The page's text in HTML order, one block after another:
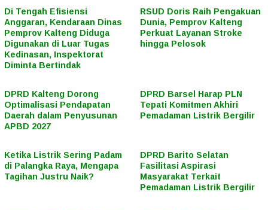
Di Tengah Efisiensi
Anggaran, Kendaraan Dinas
Pemprov Kalteng Diduga
Digunakan di Luar Tugas
Kedinasan, Inspektorat
Diminta Bertindak
RSUD Doris Raih Pengakuan
Dunia, Pemprov Kalteng
Perkuat Layanan Stroke
hingga Pelosok
DPRD Kalteng Dorong
Optimalisasi Pendapatan
Daerah dalam Penyusunan
APBD 2027
DPRD Barsel Harap PLN
Tepati Komitmen Akhiri
Pemadaman Listrik Bergilir
Ketika Listrik Sering Padam
di Palangka Raya, Mengapa
Tagihan Justru Naik?
DPRD Barito Selatan
Fasilitasi Aspirasi
Masyarakat Terkait
Pemadaman Listrik Bergilir